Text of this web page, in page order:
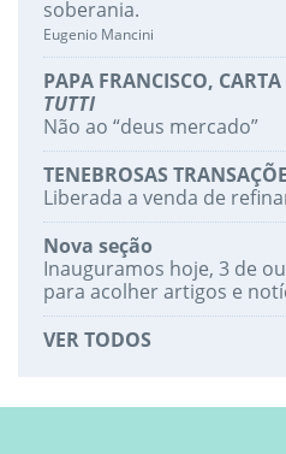
soberania.
Eugenio Mancini
PAPA FRANCISCO,
TUTTI
Não ao “deus mercado”
TENEBROSAS
Liberada a venda de
Nova seção
Inauguramos hoje, 3 de
para acolher artigos e
VER TODOS